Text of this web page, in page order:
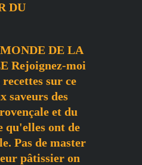
DE LA
Rejoignez-moi
sur ce
saveurs des
et du
qu'elles ont de
Pas de master
pâtissier on